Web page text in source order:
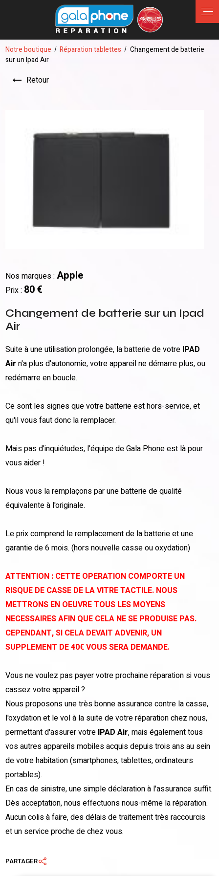
Notre boutique Réparation tablettes
Changement de batterie
sur un Ipad Air
Retour
Nos marques :Apple
Prix : 80 €
Changement de batterie sur un Ipad
Air
Suite à une utilisation prolongée, la batterie de votre IPAD
Airn'a plus d'autonomie, votre appareil ne démarre plus, ou
redémarre en boucle.
Ce sont les signes que votre batterie est hors-service, et
qu'il vous faut donc la remplacer.
Mais pas d'inquiétudes, l'équipe de Gala Phone est là pour
vous aider !
Nous vous la remplaçons par une batterie de qualité
équivalente à l'originale.
Le prix comprend le remplacement de la batterie et une
garantie de 6 mois. (hors nouvelle casse ou oxydation)
ATTENTION : CETTE OPERATION COMPORTE UN
RISQUE DE CASSE DE LA VITRE TACTILE. NOUS
METTRONS EN OEUVRE TOUS LES MOYENS
NECESSAIRES AFIN QUE CELA NE SE PRODUISE PAS.
CEPENDANT, SI CELA DEVAIT ADVENIR, UN
SUPPLEMENT DE 40€ VOUS SERA DEMANDE.
Vous ne voulez pas payer votre prochaine réparation si vous
cassez votre appareil ?
Nous proposons une très bonne assurance contre la casse,
l'oxydation et le vol à la suite de votre réparation chez nous,
permettant d'assurer votre IPAD Air, mais également tous
vos autres appareils mobiles acquis depuis trois ans au sein
de votre habitation (smartphones, tablettes, ordinateurs
portables).
En cas de sinistre, une simple déclaration à l'assurance suffit.
Dès acceptation, nous effectuons nous-même la réparation.
Aucun colis à faire, des délais de traitement très raccourcis
et un service proche de chez vous.
PARTAGER
Panneau de gestion des cookies